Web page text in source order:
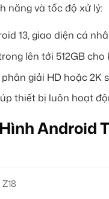
năng và tốc độ xử lý:
13, giao diện cá
lên tới 512GB
giải HD hoặc 2K
thiết bị luôn hoạt
Android